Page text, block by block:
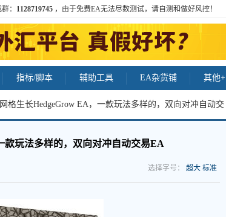
： 1128719745 ，由于免费EA无法尽数测试，请自测和做好风控！
指标/脚本 辅助工具 EA杂货铺 其他+
格生长HedgeGrow EA，一款玩法多样的，双向对冲自动交
款玩法多样的，双向对冲自动交易EA
选择字号： 超大 标准